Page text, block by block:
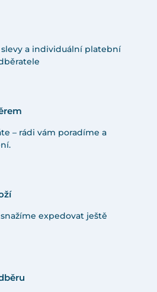
a individuální platební
– rádi vám poradíme a
expedovat ještě